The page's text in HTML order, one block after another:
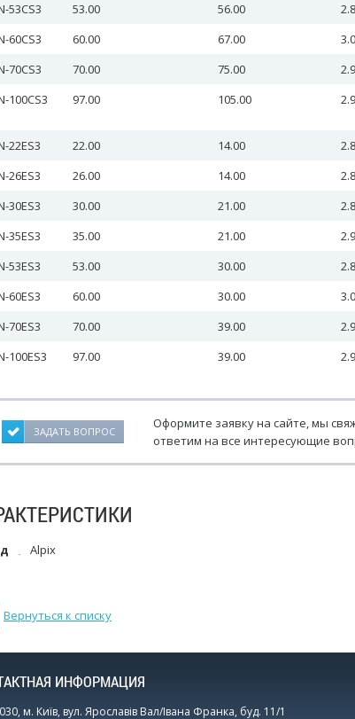
53CS3
53.00 56.00
60CS3
60.00 67.00
70CS3
70.00 75.00
100CS3
97.00 105.00
22ES3 22.00 14.00
26ES3
26.00 14.00
30ES3
30.00 21.00
35ES3
35.00 21.00
53ES3
53.00 30.00
60ES3
60.00 30.00
70ES3
70.00 39.00
100ES3
97.00 39.00
ЗАДАТЬ ВОПРОС
Оформите заявку на сайте, мы
ответим на все интересующие
Alpix
Вернуться к списку
ИНФОРМАЦИЯ
м. Київ, вул. Ярославів Вал/Івана Франка, буд. 11/1